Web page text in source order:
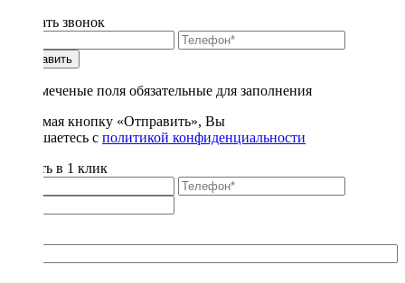
Заказать звонок
Отправить
* - отмеченые поля обязательные для заполнения
Нажимая кнопку «Отправить», Вы
соглашаетесь с политикой конфиденциальности
Купить в 1 клик